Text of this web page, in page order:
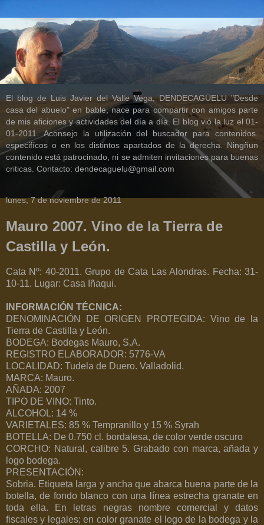
El blog de Luis Javier del Valle Vega, DENDECAGÜELU "Desde
casa del abuelo" en bable, nace para compartir con amigos parte
de mis aficiones y actividades del día a día. El blog vió la luz el 01-
01-2011. Aconsejo la utilización del buscador para contenidos.
especifícos o en los distintos apartados de la derecha. Ningñun
contenido está patrocinado, ni se admiten invitaciones para buenas
criticas. Contacto: dendecaguelu@gmail.com
lunes, 7 de noviembre de 2011
Mauro 2007. Vino de la Tierra de
Castilla y León.
Cata Nº: 40-2011. Grupo de Cata Las Alondras. Fecha: 31-
10-11. Lugar: Casa Iñaqui.
INFORMACIÓN TÉCNICA:
DENOMINACIÓN DE ORIGEN PROTEGIDA: Vino de la
Tierra de Castilla y León.
BODEGA: Bodegas Mauro, S.A.
REGISTRO ELABORADOR: 5776-VA
LOCALIDAD: Tudela de Duero. Valladolid.
MARCA: Mauro.
AÑADA: 2007
TIPO DE VINO: Tinto.
ALCOHOL: 14 %
VARIETALES: 85 % Tempranillo y 15 % Syrah
BOTELLA: De 0.750 cl. bordalesa, de color verde oscuro
CORCHO: Natural, calibre 5. Grabado con marca, añada y
logo bodega.
PRESENTACIÓN:
Sobria. Etiqueta larga y ancha que abarca buena parte de la
botella, de fondo blanco con una línea estrecha granate en
toda ella. En letras negras nombre comercial y datos
fiscales y legales; en color granate el logo de la bodega y la